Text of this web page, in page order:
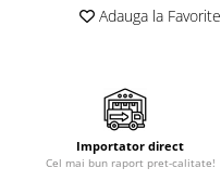
Cap orhidee phalaenopsis
Crengi decorative
Adauga la Favorite
Importator direct
Cel mai bun raport pret-calitate!